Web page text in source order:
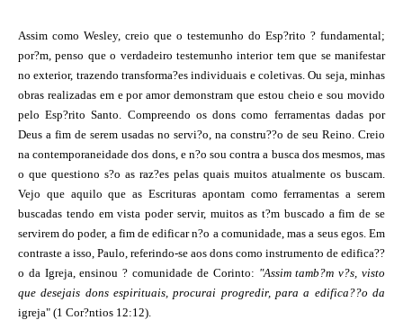
Assim como Wesley, creio que o testemunho do Esp?rito ? fundamental;
por?m, penso que o verdadeiro testemunho interior tem que se manifestar
no exterior, trazendo transforma?es individuais e coletivas. Ou seja, minhas
obras realizadas em e por amor demonstram que estou cheio e sou movido
pelo Esp?rito Santo. Compreendo os dons como ferramentas dadas por
Deus a fim de serem usadas no servi?o, na constru??o de seu Reino. Creio
na contemporaneidade dos dons, e n?o sou contra a busca dos mesmos, mas
o que questiono s?o as raz?es pelas quais muitos atualmente os buscam.
Vejo que aquilo que as Escrituras apontam como ferramentas a serem
buscadas tendo em vista poder servir, muitos as t?m buscado a fim de se
servirem do poder, a fim de edificar n?o a comunidade, mas a seus egos. Em
contraste a isso, Paulo, referindo-se aos dons como instrumento de edifica??
o da Igreja, ensinou ? comunidade de Corinto: "Assim tamb?m v?s, visto
que desejais dons espirituais, procurai progredir, para a edifica??o da
igreja" (1 Cor?ntios 12:12).